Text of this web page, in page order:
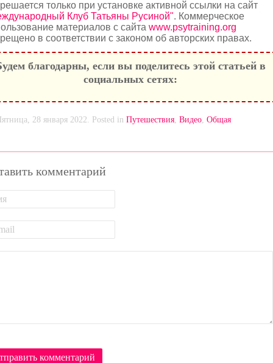
только при установке активной ссылки на сайт
Клуб Татьяны Русиной". Коммерческое
материалов с сайта www.psytraining.org
в соответствии с законом об авторских правах.
благодарны, если вы поделитесь этой статьей в
социальных сетях:
28 января 2022. Posted in Путешествия Видео Общая
комментарий
комментарий